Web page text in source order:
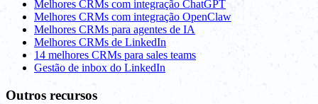
Melhores CRMs com integração ChatGPT
Melhores CRMs com integração OpenClaw
Melhores CRMs para agentes de IA
Melhores CRMs de LinkedIn
14 melhores CRMs para sales teams
Gestão de inbox do LinkedIn
Outros recursos